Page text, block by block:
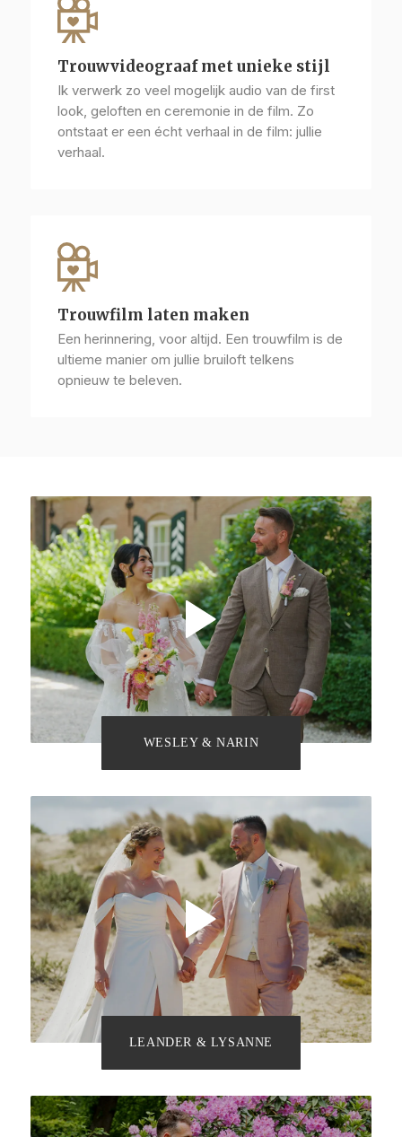
Trouwvideograaf met unieke stijl
Ik verwerk zo veel mogelijk audio van de first
look, geloften en ceremonie in de film. Zo
ontstaat er een écht verhaal in de film: jullie
verhaal.
Trouwfilm laten maken
Een herinnering, voor altijd. Een trouwfilm is de
ultieme manier om jullie bruiloft telkens
opnieuw te beleven.
WESLEY & NARIN
LEANDER & LYSANNE